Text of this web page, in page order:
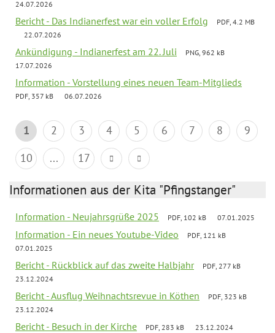
24.07.2026
Bericht - Das Indianerfest war ein voller Erfolg
PDF, 4.2 MB
22.07.2026
Ankündigung - Indianerfest am 22. Juli
PNG, 962 kB
17.07.2026
Information - Vorstellung eines neuen Team-Mitglieds
PDF, 357 kB 06.07.2026
1 2 3 4 5 6 7 8
9
10
... 17
Informationen aus der Kita "Pfingstanger"
Information - Neujahrsgrüße 2025 PDF, 102 kB 07.01.2025
Information - Ein neues Youtube-Video
PDF, 121 kB
07.01.2025
Bericht - Rückblick auf das zweite Halbjahr
PDF, 277 kB
23.12.2024
Bericht - Ausflug Weihnachtsrevue in Köthen
PDF, 323 kB
23.12.2024
Bericht - Besuch in der Kirche PDF, 283 kB 23.12.2024